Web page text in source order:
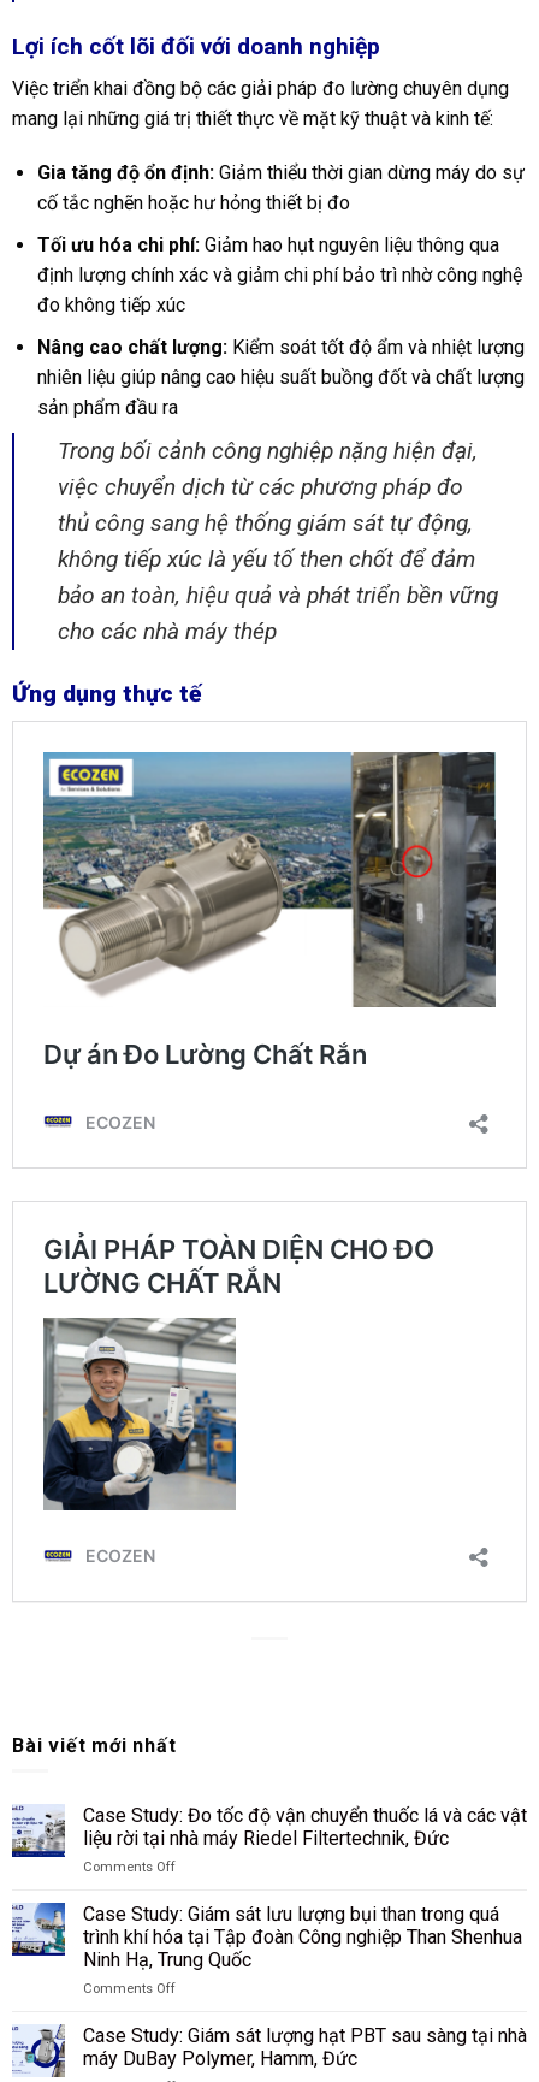
Lợi ích cốt lõi đối với doanh nghiệp
Việc triển khai đồng bộ các giải pháp đo lường chuyên dụng
mang lại những giá trị thiết thực về mặt kỹ thuật và kinh tế:
Gia tăng độ ổn định:Giảm thiểu thời gian dừng máy do sự
cố tắc nghẽn hoặc hư hỏng thiết bị đo
Tối ưu hóa chi phí:Giảm hao hụt nguyên liệu thông qua
định lượng chính xác và giảm chi phí bảo trì nhờ công nghệ
đo không tiếp xúc
Nâng cao chất lượng:Kiểm soát tốt độ ẩm và nhiệt lượng
nhiên liệu giúp nâng cao hiệu suất buồng đốt và chất lượng
sản phẩm đầu ra
Trong bối cảnh công nghiệp nặng hiện đại,
việc chuyển dịch từ các phương pháp đo
thủ công sang hệ thống giám sát tự động,
không tiếp xúc là yếu tố then chốt để đảm
bảo an toàn, hiệu quả và phát triển bền vững
cho các nhà máy thép
Ứng dụng thực tế
Bài viết mới nhất
Case Study: Đo tốc độ vận chuyển thuốc lá và các vật
liệu rời tại nhà máy Riedel Filtertechnik, Đức
Comments Off
Case
Study:
Đo
tốc
độ
chuyển
thuốc
lá
Case Study: Giám sát lưu lượng bụi than trong quá
trình khí hóa tại Tập đoàn Công nghiệp Than Shenhua
Ninh Hạ, Trung Quốc
Comments Off
Case
Study:
Giám
Case Study: Giám sát lượng hạt PBT sau sàng tại nhà
máy DuBay Polymer, Hamm, Đức